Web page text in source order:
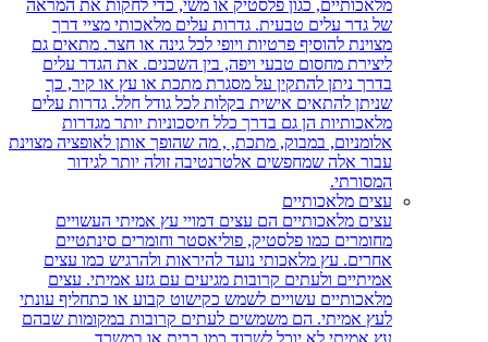
מלאכותיים, כגון פלסטיק או משי, כדי לחקות את המראה
של גדר עלים טבעית. גדרות עלים מלאכותי מציי דרך
מצוינת להוסיף פרטיות ויופי לכל גינה או חצר. מתאים גם
ליצירת מחסום טבעי ויפה, בין השכנים. את הגדר עלים
בדרך ניתן להתקין על מסגרת מתכת או עץ או קיר, כך
שניתן להתאים אישית בקלות לכל גודל חלל. גדרות עלים
מלאכותיות הן גם בדרך כלל חיסכוניות יותר מגדרות
אלומניום, במבוק, מתכת, , מה שהופך אותן לאופציה מצוינת
עבור אלה שמחפשים אלטרנטיבה זולה יותר לגידור
המסורתי.
עצים מלאכותיים
עצים מלאכותיים הם עצים דמויי עץ אמיתי העשויים
מחומרים כמו פלסטיק, פוליאסטר וחומרים סינתטיים
אחרים. עץ מלאכותי נועד להיראות ולהרגיש כמו עצים
אמיתיים ולעתים קרובות מגיעים עם גזע אמיתי. עצים
מלאכותיים עשויים לשמש כקישוט קבוע או כתחליף עונתי
לעץ אמיתי. הם משמשים לעתים קרובות במקומות שבהם
עץ אמיתי לא יוכל לשרוד כמו בבית או במשרד.